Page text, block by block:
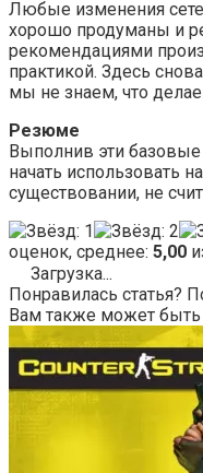
Любые изменения
хорошо продуманы и
рекомендациями
практикой. Здесь
мы не знаем, что
Резюме
Выполнив эти
начать использовать
существовании, не
оценок, среднее: 5,00
Загрузка...
Понравилась статья?
Вам также может быть